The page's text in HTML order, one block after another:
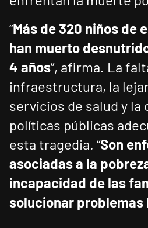
“Más de 320 niños de
han muerto
4 años”, afirma. La
infraestructura, la
servicios de salud y la
políticas públicas
esta tragedia. “Son
asociadas a la
incapacidad de las
solucionar problemas